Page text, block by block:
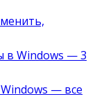
в Windows — 3
— все